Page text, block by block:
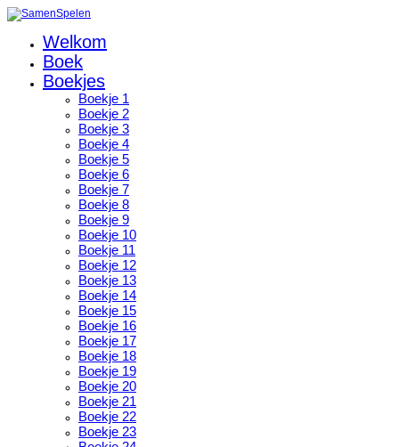
Welkom
Boek
Boekjes
Boekje 1
Boekje 2
Boekje 3
Boekje 4
Boekje 5
Boekje 6
Boekje 7
Boekje 8
Boekje 9
Boekje 10
Boekje 11
Boekje 12
Boekje 13
Boekje 14
Boekje 15
Boekje 16
Boekje 17
Boekje 18
Boekje 19
Boekje 20
Boekje 21
Boekje 22
Boekje 23